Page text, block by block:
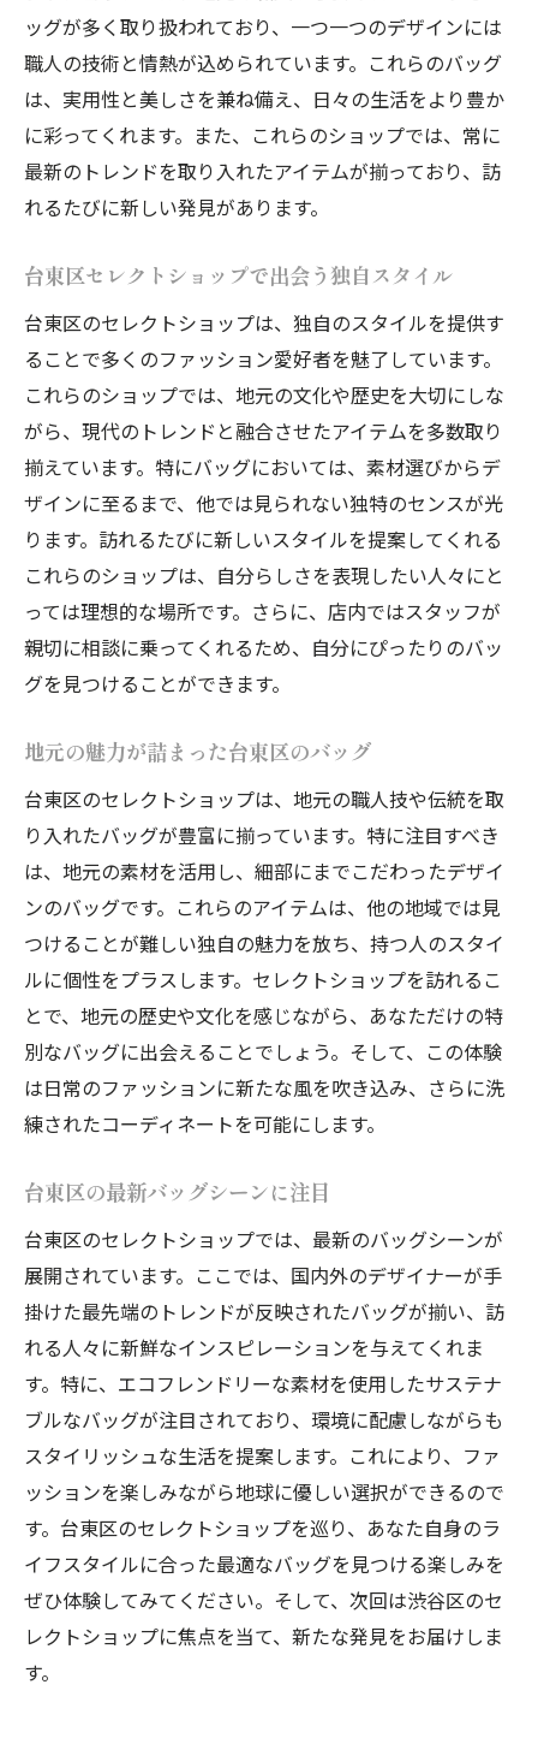
ッグが多く取り扱われており、一つ一つのデザインには
職人の技術と情熱が込められています。これらのバッグ
は、実用性と美しさを兼ね備え、日々の生活をより豊か
に彩ってくれます。また、これらのショップでは、常に
最新のトレンドを取り入れたアイテムが揃っており、訪
れるたびに新しい発見があります。
台東区セレクトショップで出会う独自スタイル
台東区のセレクトショップは、独自のスタイルを提供す
ることで多くのファッション愛好者を魅了しています。
これらのショップでは、地元の文化や歴史を大切にしな
がら、現代のトレンドと融合させたアイテムを多数取り
揃えています。特にバッグにおいては、素材選びからデ
ザインに至るまで、他では見られない独特のセンスが光
ります。訪れるたびに新しいスタイルを提案してくれる
これらのショップは、自分らしさを表現したい人々にと
っては理想的な場所です。さらに、店内ではスタッフが
親切に相談に乗ってくれるため、自分にぴったりのバッ
グを見つけることができます。
地元の魅力が詰まった台東区のバッグ
台東区のセレクトショップは、地元の職人技や伝統を取
り入れたバッグが豊富に揃っています。特に注目すべき
は、地元の素材を活用し、細部にまでこだわったデザイ
ンのバッグです。これらのアイテムは、他の地域では見
つけることが難しい独自の魅力を放ち、持つ人のスタイ
ルに個性をプラスします。セレクトショップを訪れるこ
とで、地元の歴史や文化を感じながら、あなただけの特
別なバッグに出会えることでしょう。そして、この体験
は日常のファッションに新たな風を吹き込み、さらに洗
練されたコーディネートを可能にします。
台東区の最新バッグシーンに注目
台東区のセレクトショップでは、最新のバッグシーンが
展開されています。ここでは、国内外のデザイナーが手
掛けた最先端のトレンドが反映されたバッグが揃い、訪
れる人々に新鮮なインスピレーションを与えてくれま
す。特に、エコフレンドリーな素材を使用したサステナ
ブルなバッグが注目されており、環境に配慮しながらも
スタイリッシュな生活を提案します。これにより、ファ
ッションを楽しみながら地球に優しい選択ができるので
す。台東区のセレクトショップを巡り、あなた自身のラ
イフスタイルに合った最適なバッグを見つける楽しみを
ぜひ体験してみてください。そして、次回は渋谷区のセ
レクトショップに焦点を当て、新たな発見をお届けしま
す。